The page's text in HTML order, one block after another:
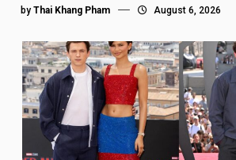
by Thai Khang Pham August 6, 2026